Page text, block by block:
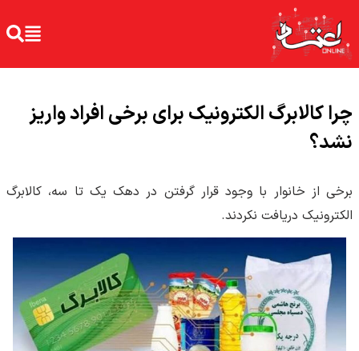
چرا کالابرگ الکترونیک برای برخی افراد واریز
نشد؟
برخی از خانوار با وجود قرار گرفتن در دهک یک تا سه، کالابرگ
الکترونیک دریافت نکردند.